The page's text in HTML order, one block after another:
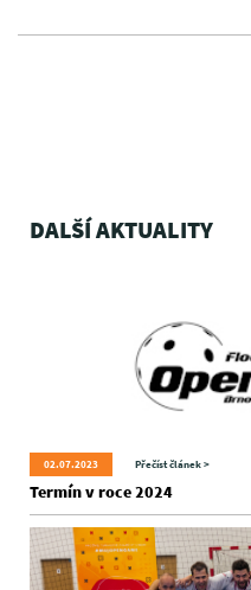
DALŠÍ AKTUALITY
02.07.2023 Přečíst článek >
Termín v roce 2024